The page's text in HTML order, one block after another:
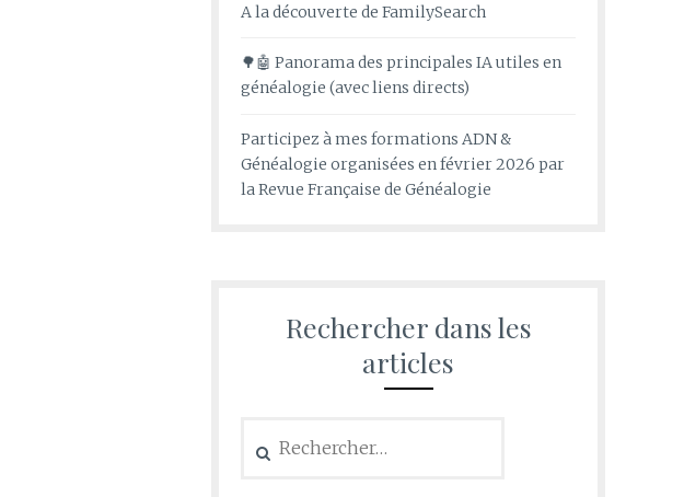
A la découverte de FamilySearch
🌳🤖 Panorama des principales IA utiles en
généalogie (avec liens directs)
Participez à mes formations ADN &
Généalogie organisées en février 2026 par
la Revue Française de Généalogie
Rechercher dans les
articles